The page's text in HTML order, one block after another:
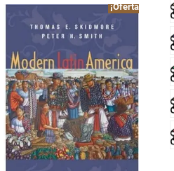
¡Oferta!